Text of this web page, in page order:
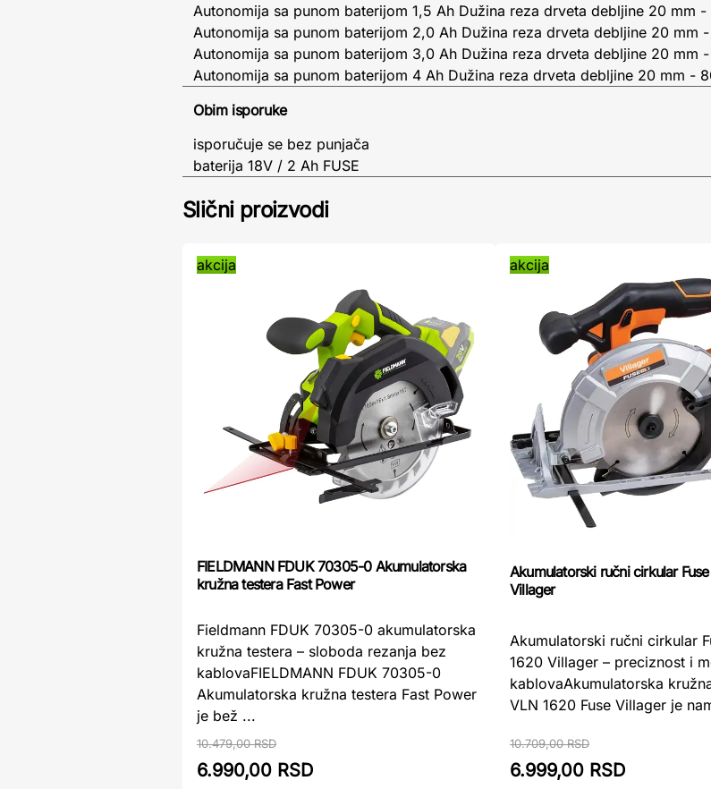
Autonomija sa punom baterijom 1,5 Ah Dužina reza drveta debljine 20 mm -
Autonomija sa punom baterijom 2,0 Ah Dužina reza drveta debljine 20 mm
Autonomija sa punom baterijom 3,0 Ah Dužina reza drveta debljine 20 mm
Autonomija sa punom baterijom 4 Ah Dužina reza drveta debljine 20 mm -
Obim isporuke
isporučuje se bez punjača
baterija 18V / 2 Ah FUSE
Slični proizvodi
akcija
FIELDMANN FDUK 70305-0 Akumulatorska
kružna testera Fast Power
Fieldmann FDUK 70305-0 akumulatorska
kružna testera – sloboda rezanja bez
kablovaFIELDMANN FDUK 70305-0
Akumulatorska kružna testera Fast Power
je bež ...
10.479,00 RSD
6.990,00 RSD
akcija
Akumulatorski ručni cirkular
Villager
Akumulatorski ručni cirkular
1620 Villager – preciznost i
kablovaAkumulatorska
VLN 1620 Fuse Villager je
10.709,00 RSD
6.999,00 RSD